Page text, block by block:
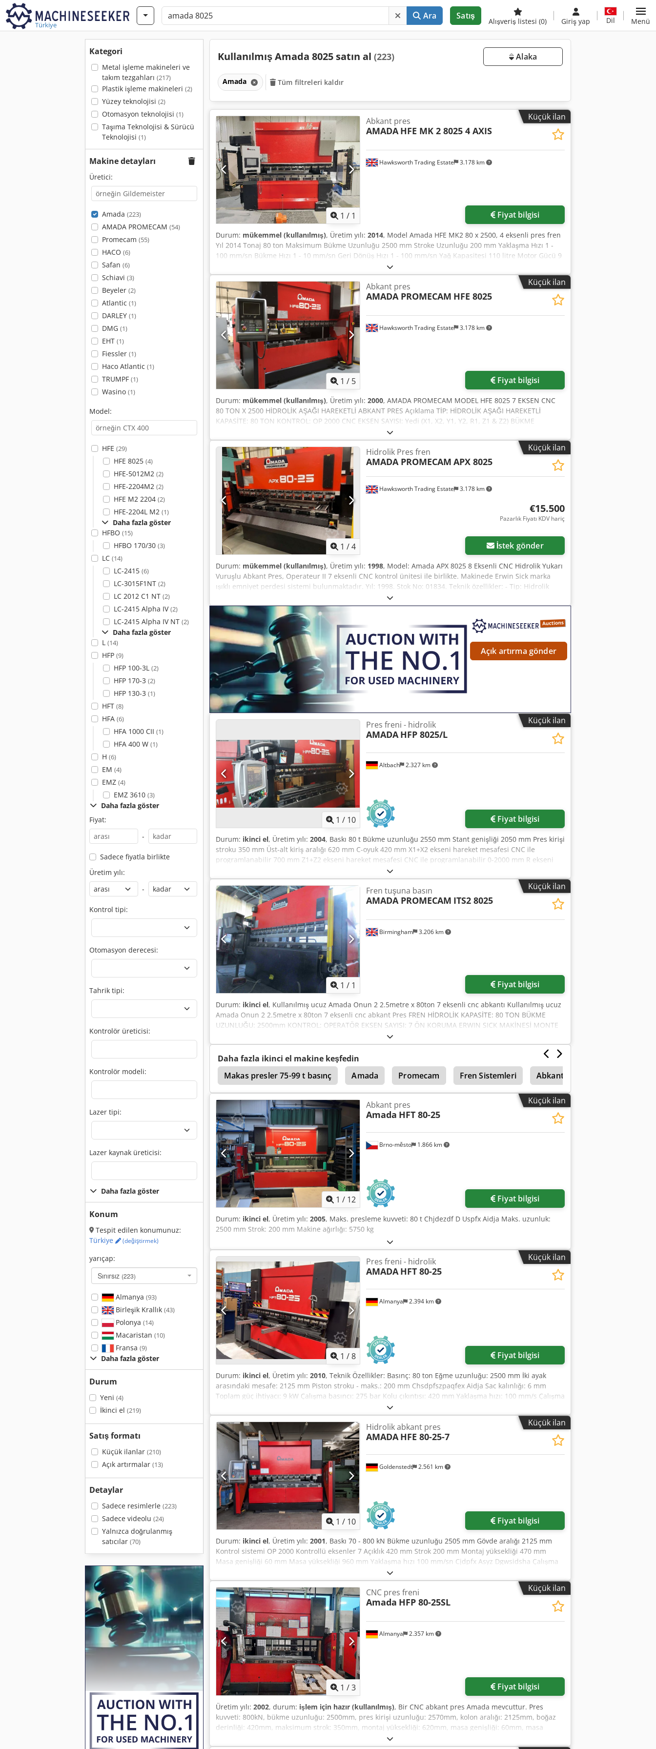
Türkiye
Ara Satış
Alışveriş listesi (0) Giriş yap Dil Menü
Kategori
Metal işleme makineleri ve
takım tezgahları (217)
Plastik işleme makineleri (2)
Yüzey teknolojisi (2)
Otomasyon teknolojisi (1)
Taşıma Teknolojisi & Sürücü
Teknolojisi (1)
Makine detayları
Üretici:
Amada (223)
AMADA PROMECAM (54)
Promecam (55)
HACO (6)
Safan (6)
Schiavi (3)
Beyeler (2)
Atlantic (1)
DARLEY (1)
DMG (1)
EHT (1)
Fiessler (1)
Haco Atlantic (1)
TRUMPF (1)
Wasino (1)
Model:
HFE (29)
HFE 8025 (4)
HFE-5012M2 (2)
HFE-2204M2 (2)
HFE M2 2204 (2)
HFE-2204L M2 (1)
Daha fazla göster
HFBO (15)
HFBO 170/30 (3)
LC (14)
LC-2415 (6)
LC-3015F1NT (2)
LC 2012 C1 NT (2)
LC-2415 Alpha IV(2)
LC-2415 Alpha IV NT (2)
Daha fazla göster
L (14)
HFP (9)
HFP 100-3L (2)
HFP 170-3 (2)
HFP 130-3 (1)
HFT (8)
HFA (6)
HFA 1000 CII (1)
HFA 400 W (1)
H (6)
EM (4)
EMZ (4)
EMZ 3610 (3)
Daha fazla göster
Fiyat:
-
Sadece fiyatla birlikte
Üretim yılı:
-
Kontrol tipi:
Otomasyon derecesi:
Tahrik tipi:
Kontrolör üreticisi:
Kontrolör modeli:
Lazer tipi:
Lazer kaynak üreticisi:
Daha fazla göster
Konum
Tespit edilen konumunuz:
Türkiye
(değiştirmek)
yarıçap:
Sınırsız (223)
Almanya (93)
Birleşik Krallık (43)
Polonya (14)
Macaristan (10)
Fransa (9)
Daha fazla göster
Durum
Yeni (4)
İkinci el (219)
Satış formatı
Küçük ilanlar (210)
Açık artırmalar (13)
Detaylar
Sadece resimlerle (223)
Sadece videolu (24)
Yalnızca doğrulanmış
satıcılar (70)
Kullanılmış Amada 8025 satın al (223) Alaka
Amada Tüm filtreleri kaldır
Küçük ilan
1 / 1
Hawksworth Trading Estate 3.178 km
Abkant pres
AMADA HFE MK 2 8025 4 AXIS
Fiyat bilgisi
Durum: mükemmel (kullanılmış), Üretim yılı: 2014, Model Amada HFE MK2 80 x 2500, 4 eksenli pres fren
Yıl 2014 Tonaj 80 ton Maksimum Bükme Uzunluğu 2500 mm Stroke Uzunluğu 200 mm Yaklaşma Hızı 1 -
100 mm/sn Bükme Hızı 1 - 10 mm/sn Geri Dönüş Hızı 1 - 100 mm/sn Yağ Kapasitesi 110 litre Motor Gücü 9
kW Ağırlık 5600 kg Koruma: Erwin Sick marka, makineye monte edilmiş ışık bariyerleri, yan ve arka
kısımlarda birbirine kilitli güvenlik çitleri Ölçüler: Chjdjzmtqaepfx Aidea Makine Uzunluğu 3950 mm
Makine Derinliği 2580 mm Makine Yüksekliği 2540 mm Yan Çerçeveler Arasındaki Mesafe 2125 mm Kiriş
Genişliği 60 mm Tabla Yüksekliği 960 mm Açık Yükseklik 470 mm Boğaz Derinliği 420 mm
Küçük ilan
1 / 5
Hawksworth Trading Estate 3.178 km
Abkant pres
AMADA PROMECAM HFE 8025
Fiyat bilgisi
Durum: mükemmel (kullanılmış), Üretim yılı: 2000, AMADA PROMECAM MODEL HFE 8025 7 EKSEN CNC
80 TON X 2500 HİDROLİK AŞAĞI HAREKETLİ ABKANT PRES Açıklama TİP: HİDROLİK AŞAĞI HAREKETLİ
KAPASİTE: 80 TON KONTROL: OP 2000 CNC EKSEN SAYISI: Yedi (X1, X2, Y1, Y2, R1, Z1 & Z2) BÜKME
UZUNLUĞU: 2500 mm AÇIK YÜKSEKLİK: 470 mm KURS UZUNLUĞU: 200 mm BOĞAZ DERİNLİĞİ: 420 mm
MOTOR GÜCÜ: 7,5 kW YAKLAŞMA HIZI: 100 mm/sn BÜKME HIZI: 10 mm/sn DÖNÜŞ HIZI: 100 mm/sn SERİ
NO: V000426 KORUMA: MAKİNE MONTAJLI ERWIN SICK ELEKTRONİK YAN: KİLİTLİ ÇİT SİSTEMİ ARKA: KİLİTLİ
Yıl: 2000 Fiyat: Talep Üzerine (POA) Chodpfxjzbzq Sj Aidja
Küçük ilan
1 /4
Hawksworth Trading Estate 3.178 km
Hidrolik Pres fren
AMADA PROMECAM APX 8025
€15.500
Pazarlık Fiyatı KDV hariç
İstek gönder
Durum: mükemmel (kullanılmış), Üretim yılı: 1998, Model: Amada APX 8025 8 Eksenli CNC Hidrolik Yukarı
Vuruşlu Abkant Pres, Operateur II 7 eksenli CNC kontrol ünitesi ile birlikte. Makinede Erwin Sick marka
ışıklı emniyet perdesi sistemi bulunmaktadır. Yıl: 1998. Stok No: 01834. Teknik özellikler: - Tip: Hidrolik
yukarı vuruşlu - Kontrol: Operateur 2 (7 eksen CNC) - Bükme kuvveti: 80 ton - Bükme uzunluğu: 2500 mm -
Açık yükseklik: 370 mm - Vuruş uzunluğu: 100 mm - Boğaz derinliği: 400 mm - Tabla genişliği: 60 mm -
Eksen sayısı: 7 - Eksen konfigürasyonu: 1-X, Y1-Y2, R1-R2, Z1-Z2 - Korumalar: Elektronik - Yan koruma:
Izgara - Arka: Kilitli - Makine yüksekliği: 2300 mm Chedpfxjwybcyo Aidja - Motor gücü: 7,5 kW
Açık artırma gönder
Küçük ilan
1 / 10
Altbach 2.327 km
Pres freni - hidrolik
AMADA HFP 8025/L
Fiyat bilgisi
Durum: ikinci el, Üretim yılı: 2004, Baskı 80 t Bükme uzunluğu 2550 mm Stant genişliği 2050 mm Pres kirişi
stroku 350 mm Üst-alt kiriş aralığı 620 mm C-oyuk 420 mm X1+X2 ekseni hareket mesafesi CNC ile
programlanabilir 700 mm Z1+Z2 ekseni hareket mesafesi CNC ile programlanabilir 0-2000 mm R ekseni
hareket mesafesi CNC ile programlanabilir 200 mm Chjdpfxexyzzao Aidja Yaklaşma hızı 100 mm/sn Bükme
hızı 0-10 mm/sn Açılma hızı 100 mm/sn Çalışma saati 24000 h Uzunluk 3380 mm Genişlik 1800 mm
Yükseklik 2750 mm Ağırlık 6100 kg Toplam güç gereksinimi 9 kW Alan ihtiyacı yaklaşık 3x2x2,5 m Tüm
makineler istenildiği zaman elektrik altında görülebilir. Makine gösterimleri her zaman mümkündür.
Küçük ilan
1 / 1
Birmingham 3.206 km
Fren tuşuna basın
AMADA PROMECAM ITS2 8025
Fiyat bilgisi
Durum: ikinci el, Kullanılmış ucuz Amada Onun 2 2.5metre x 80ton 7 eksenli cnc abkantı Kullanılmış ucuz
Amada Onun 2 2.5metre x 80ton 7 eksenli cnc abkant Pres FREN HİDROLİK KAPASİTE: 80 TON BÜKME
UZUNLUĞU: 2500mm KONTROL: OPERATÖR EKSEN SAYISI: 7 ÖN KORUMA ERWIN SICK MAKİNESİ MONTE
Daha fazla ikinci el makine keşfedin
Makas presler 75-99 t basınç
Amada Promecam Fren Sistemleri Abkant Pres
Çekme Tuşuna Basın
Küçük ilan
1 / 12
Brno-město 1.866 km
Abkant pres
Amada HFT 80-25
Fiyat bilgisi
Durum: ikinci el, Üretim yılı: 2005, Maks. presleme kuvveti: 80 t Chjdezdf D Uspfx Aidja Maks. uzunluk:
2500 mm Strok: 200 mm Makine ağırlığı: 5750 kg
Küçük ilan
1 /8
Almanya 2.394 km
Pres freni - hidrolik
AMADA HFT 80-25
Fiyat bilgisi
Durum: ikinci el, Üretim yılı: 2010, Teknik Özellikler: Basınç: 80 ton Eğme uzunluğu: 2500 mm İki ayak
arasındaki mesafe: 2125 mm Piston stroku - maks.: 200 mm Chsdpfszpaqfex Aidja Sac kalınlığı: 6 mm
Toplam güç ihtiyacı: 9 kW Çalışma basıncı: 275 bar Kolu çıkıntısı: 420 mm Yaklaşma hızı: 100 mm/s Çalışma
hızı: 10 mm/s Makine ağırlığı yaklaşık: 5,8 ton Gerekli alan yaklaşık: 3,8 x 2,4 x 2,95 m NC kontrollü eğme
presi, Y1, Y2, X1, R eksenleri kontrollü, içeriğiyle birlikte aksesuar dolabı, az kullanılmış
Küçük ilan
1 / 10
Goldenstedt 2.561 km
Hidrolik abkant pres
AMADA HFE 80-25-7
Fiyat bilgisi
Durum: ikinci el, Üretim yılı: 2001, Baskı 70 - 800 kN Bükme uzunluğu 2505 mm Gövde aralığı 2125 mm
Kontrol sistemi OP 2000 Kontrollü eksenler 7 Açıklık 420 mm Strok 200 mm Montaj yüksekliği 470 mm
Masa genişliği 60 mm Masa yüksekliği 960 mm Yaklaşma hızı 100 mm/sn Cjdpfx Asyz Dgwsidsha Çalışma
hızı 10 mm/sn Geri çekilme hızı 100 mm/sn Makine ağırlığı yaklaşık 6,3 t Patentli Amada teknolojisi bombaj
cihazı olmadan tamamen doğru bükme sonuçları sağlar Aletler için fotoğraflara bakınız Çalışma saati:
17.866 saat 7 eksen X1; X2; Y1; Y2; R1; Z1; Z2
Küçük ilan
1 /3
Almanya 2.357 km
CNC pres freni
Amada HFP 80-25SL
Fiyat bilgisi
Üretim yılı: 2002, durum: işlem için hazır (kullanılmış), Bir CNC abkant pres Amada mevcuttur. Pres
kuvveti: 800kN, bükme uzunluğu: 2500mm, pres kirişi uzunluğu: 2570mm, kolon aralığı: 2125mm, boğaz
derinliği: 420mm, maksimum strok: 350mm, montaj yüksekliği: 620mm, masa genişliği: 60mm, masa
yüksekliği: 960mm. Makine boyutları X/Y/Z: yaklaşık 3300mm/1600mm/2750mm, ağırlık: yaklaşık 6100kg,